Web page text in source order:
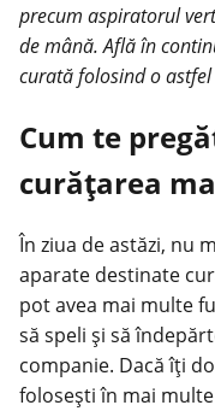
precum aspiratorul
de mână. Află în
curată folosind o
Cum te
curățarea
În ziua de astăzi, nu
aparate destinate
pot avea mai multe
să speli și să
companie. Dacă îți
folosești în mai